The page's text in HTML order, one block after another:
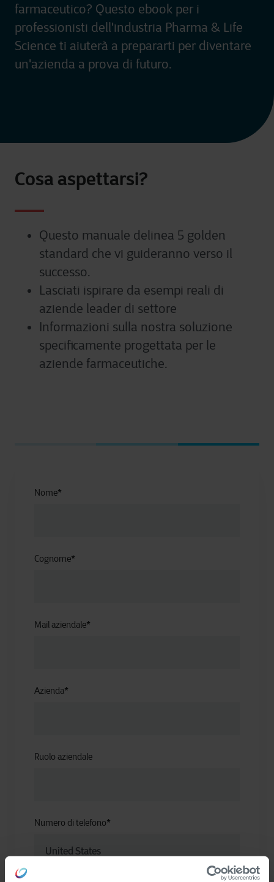
farmaceutico? Questo ebook per i
professionisti dell'industria Pharma & Life
Science ti aiuterà a prepararti per diventare
un'azienda a prova di futuro.
Cosa aspettarsi?
Questo manuale delinea 5 golden
standard che vi guideranno verso il
successo.
Lasciati ispirare da esempi reali di
aziende leader di settore
Informazioni sulla nostra soluzione
specificamente progettata per le
aziende farmaceutiche.
Nome*
Cognome*
Mail aziendale*
Azienda*
Ruolo aziendale
Numero di telefono*